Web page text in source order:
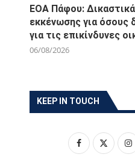
ΕΟΑ Πάφου:
εκκένωσης για όσους
για τις επικίνδυνες
06/08/2026
KEEP IN TOUCH